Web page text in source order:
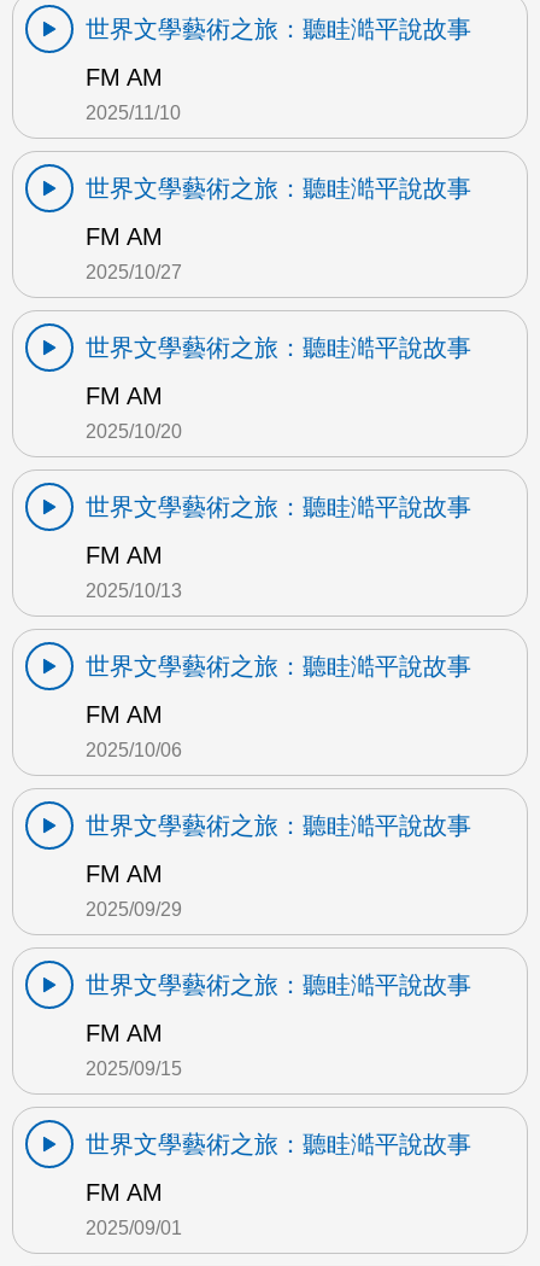
世界文學藝術之旅：聽眭澔平說故事
FM AM
2025/11/10
世界文學藝術之旅：聽眭澔平說故事
FM AM
2025/10/27
世界文學藝術之旅：聽眭澔平說故事
FM AM
2025/10/20
世界文學藝術之旅：聽眭澔平說故事
FM AM
2025/10/13
世界文學藝術之旅：聽眭澔平說故事
FM AM
2025/10/06
世界文學藝術之旅：聽眭澔平說故事
FM AM
2025/09/29
世界文學藝術之旅：聽眭澔平說故事
FM AM
2025/09/15
世界文學藝術之旅：聽眭澔平說故事
FM AM
2025/09/01